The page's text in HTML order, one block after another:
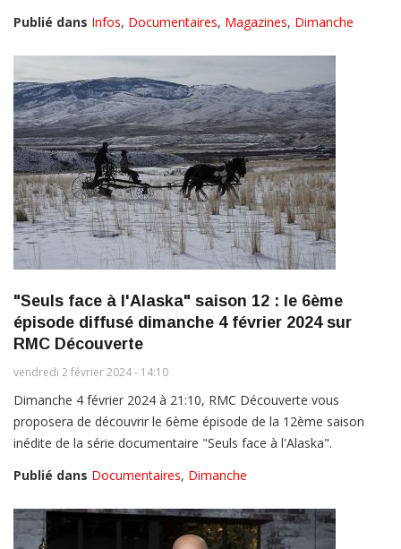
Publié dans Infos, Documentaires, Magazines, Dimanche
"Seuls face à l'Alaska" saison 12 : le 6ème
épisode diffusé dimanche 4 février 2024 sur
RMC Découverte
vendredi 2 février 2024 - 14:10
Dimanche 4 février 2024 à 21:10, RMC Découverte vous
proposera de découvrir le 6ème épisode de la 12ème saison
inédite de la série documentaire "Seuls face à l'Alaska".
Publié dans Documentaires, Dimanche